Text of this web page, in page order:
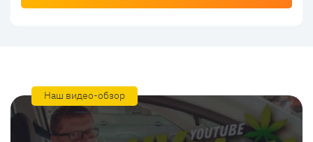
Наш видео-обзор